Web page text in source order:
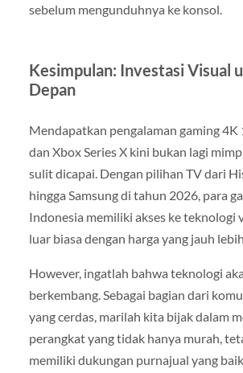
sebelum mengunduhnya ke konsol.
Kesimpulan: Investasi Visual
Depan
Mendapatkan pengalaman gaming 4K
dan Xbox Series X kini bukan lagi
sulit dicapai. Dengan pilihan TV dari
hingga Samsung di tahun 2026, para
Indonesia memiliki akses ke teknologi
luar biasa dengan harga yang jauh
However, ingatlah bahwa teknologi
berkembang. Sebagai bagian dari
yang cerdas, marilah kita bijak dalam
perangkat yang tidak hanya murah,
memiliki dukungan purnajual yang